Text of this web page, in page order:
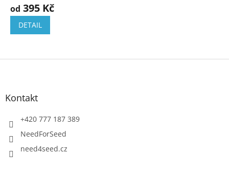
od 395 Kč
DETAIL
Z
Kontakt
+420 777 187 389
NeedForSeed
need4seed.cz